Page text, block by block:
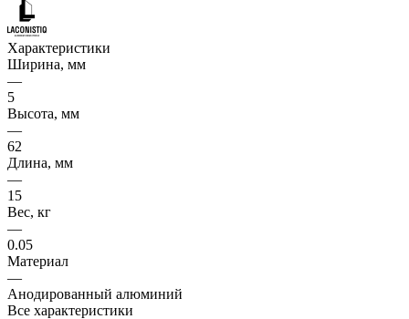
Характеристики
Ширина, мм
—
5
Высота, мм
—
62
Длина, мм
—
15
Вес, кг
—
0.05
Материал
—
Анодированный алюминий
Все характеристики